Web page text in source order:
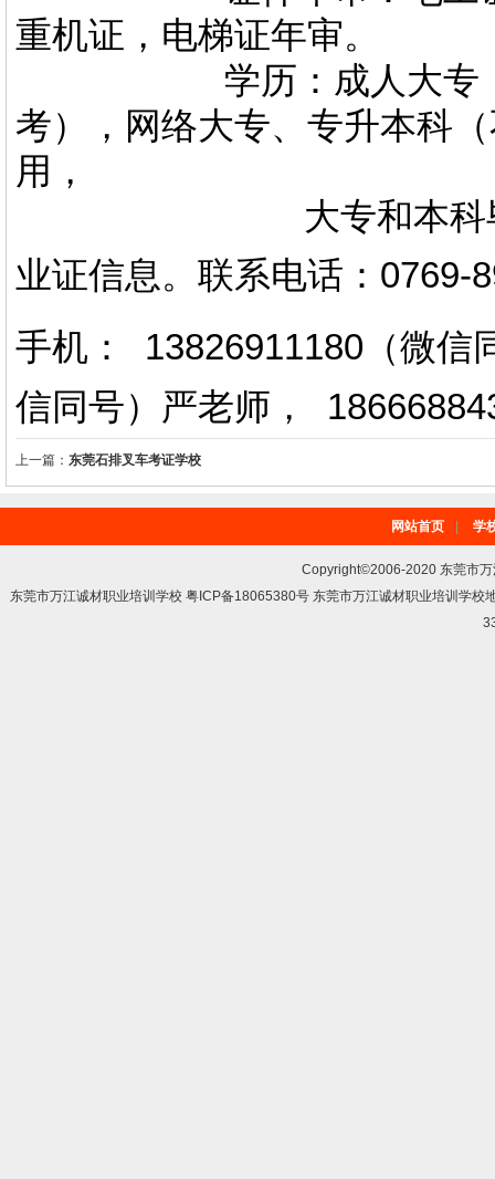
重机证，电梯证年审。
学历：成人大专，专
考），网络大专、专升本科
用，
大专和本科毕业证
业证信息。 联系电话 ： 0769-
手机： 13826911180（微信
信同号）严老师 ，
上一篇： 东莞石排叉车考证学校
网站首页 学
Copyright©2006-2020 东莞市
东莞市万江诚材职业培训学校 粤ICP备18065380号 东莞市万江诚材职业培训学